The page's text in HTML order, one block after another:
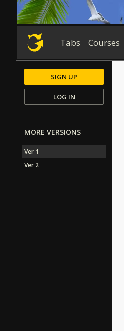
Tabs Courses
SIGN UP
LOG IN
MORE VERSIONS
Ver 1
Ver 2